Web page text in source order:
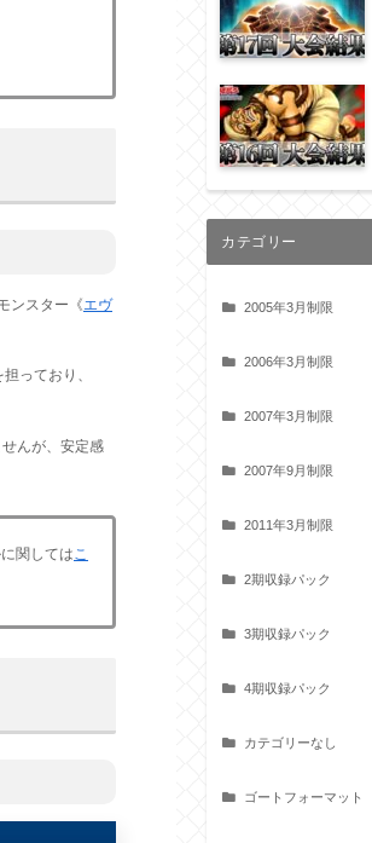
ンスター《エヴ
っており、
んが、安定感
関してはこ
カテゴリー
2005年3月制限
2006年3月制限
2007年3月制限
2007年9月制限
2011年3月制限
2期収録パック
3期収録パック
4期収録パック
カテゴリーなし
ゴートフォーマット